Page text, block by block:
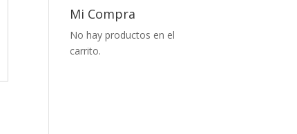
Mi Compra
No hay productos en el
carrito.